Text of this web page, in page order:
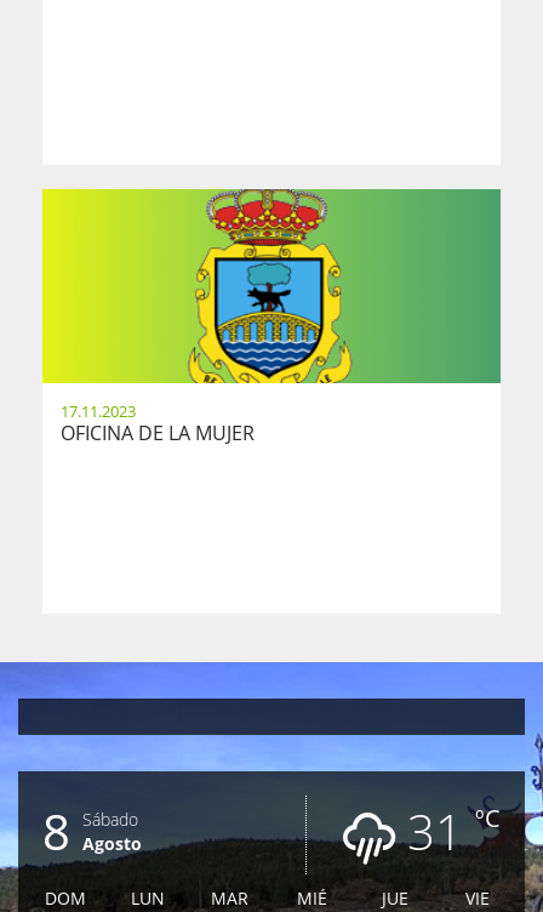
17.11.2023
OFICINA DE LA MUJER
ºC
31
8
Sábado
Agosto
DOM LUN MAR MIÉ JUE VIE